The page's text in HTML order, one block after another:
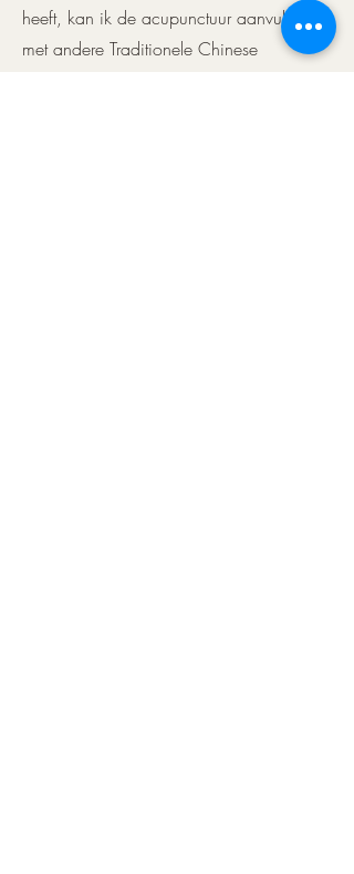
heeft, kan ik de acupunctuur aanvullen
met andere Traditionele Chinese